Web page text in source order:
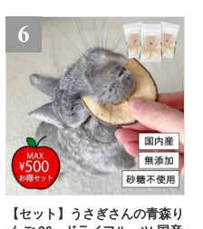
【セット】うさぎさんの青森り